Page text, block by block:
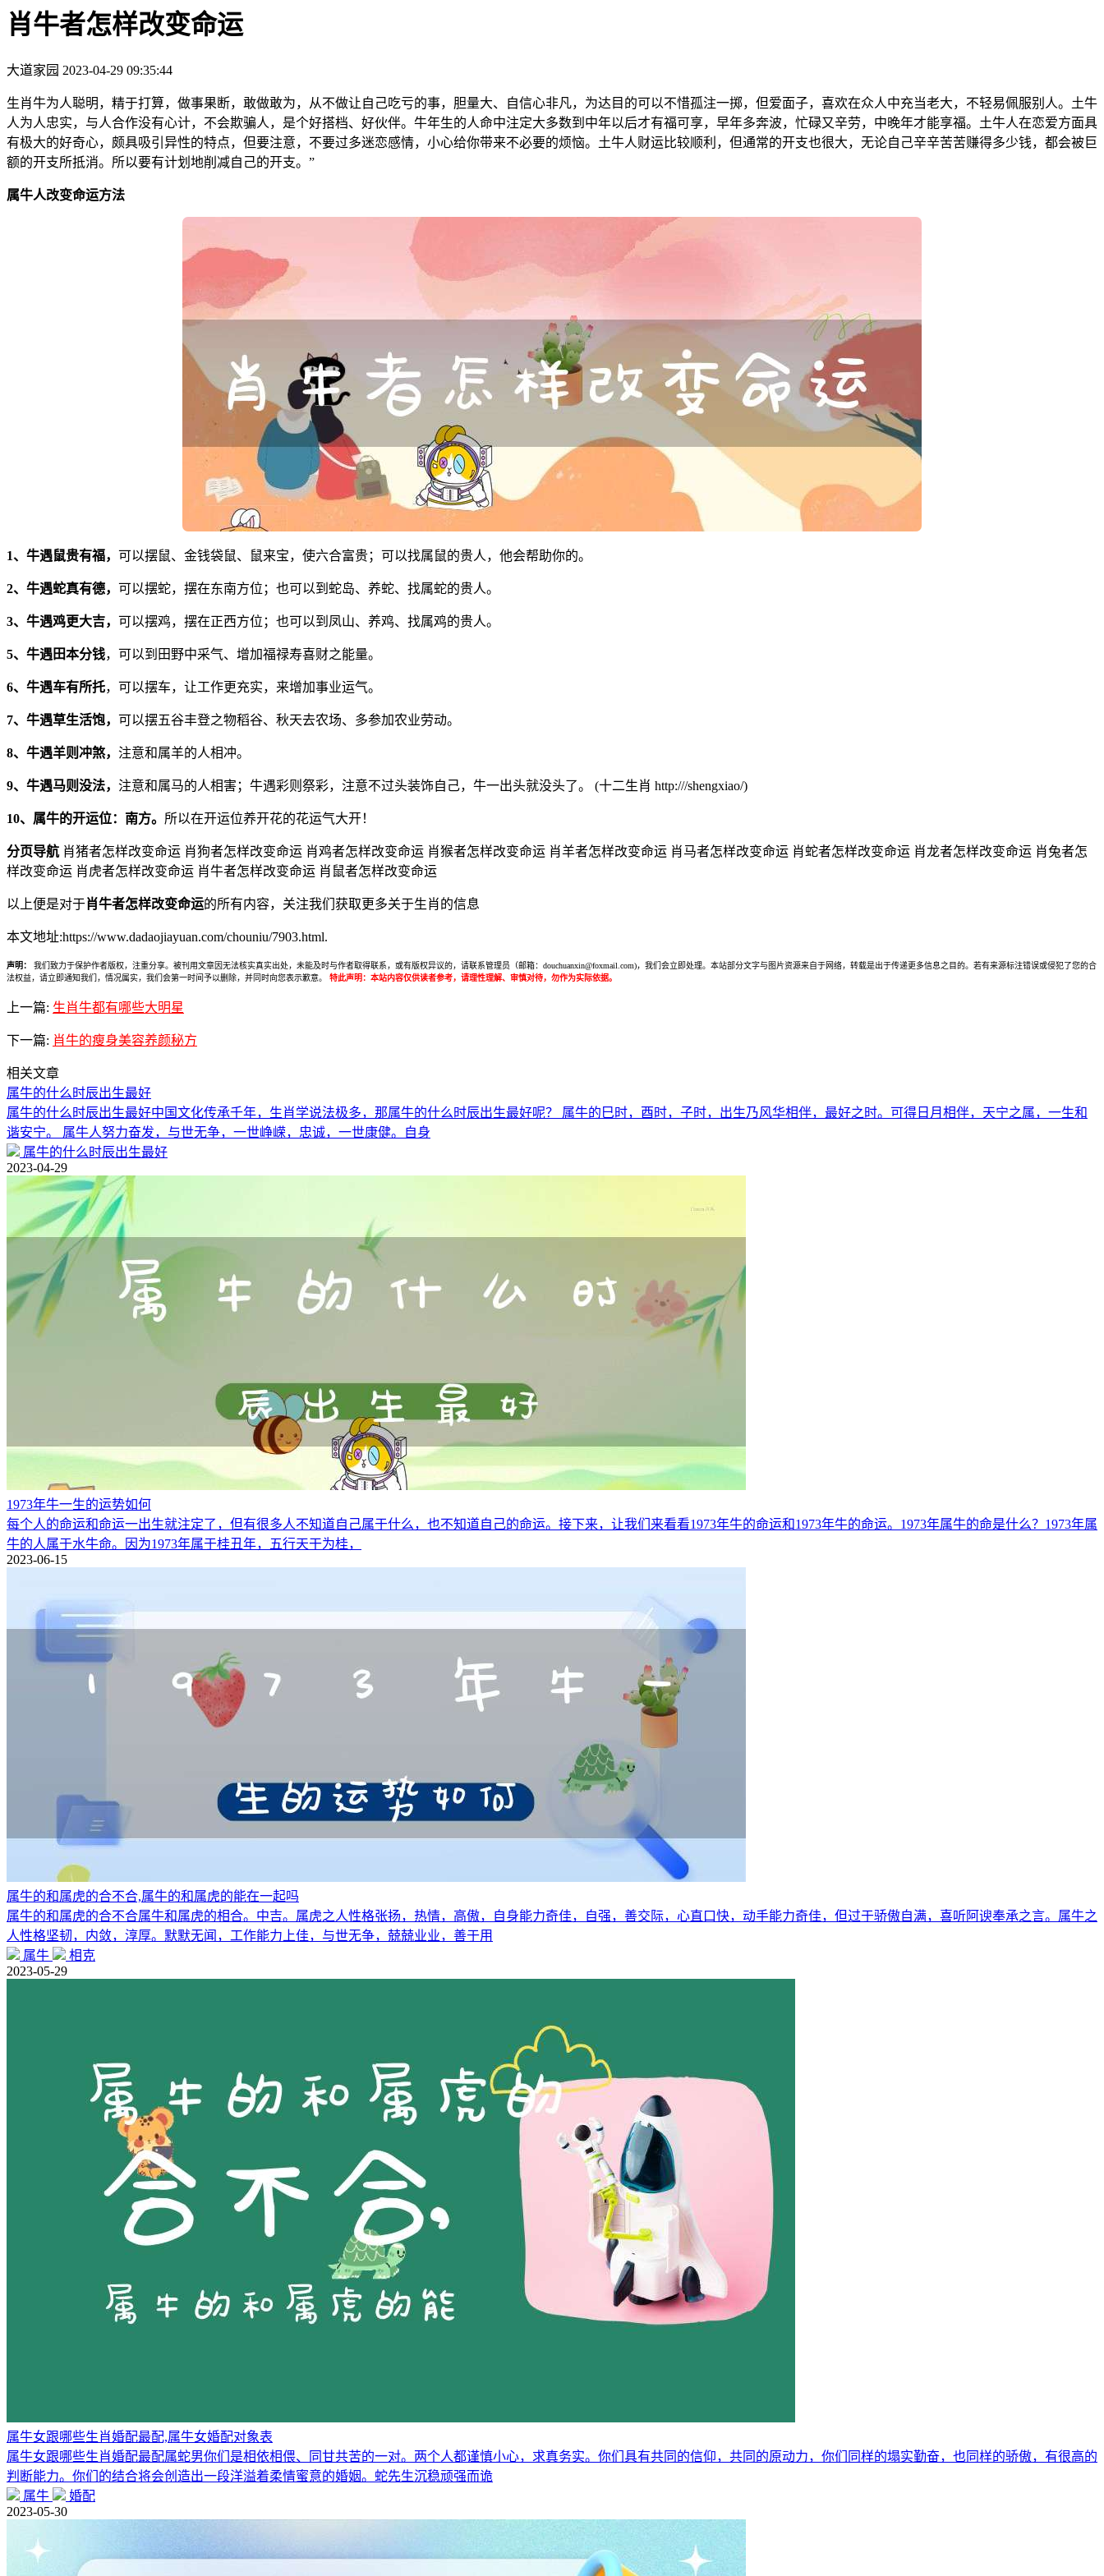
肖牛者怎样改变命运
大道家园 2023-04-29 09:35:44
生肖牛为人聪明，精于打算，做事果断，敢做敢为，从不做让自己吃亏的事，胆量大、自信心非凡，为达目的可以不惜孤注一掷，但爱面子，喜欢在众人中充当老大，不轻易佩服别人。土牛
人为人忠实，与人合作没有心计，不会欺骗人，是个好搭档、好伙伴。牛年生的人命中注定大多数到中年以后才有福可享，早年多奔波，忙碌又辛劳，中晚年才能享福。土牛人在恋爱方面具
有极大的好奇心，颇具吸引异性的特点，但要注意，不要过多迷恋感情，小心给你带来不必要的烦恼。土牛人财运比较顺利，但通常的开支也很大，无论自己辛辛苦苦赚得多少钱，都会被巨
额的开支所抵消。所以要有计划地削减自己的开支。”
属牛人改变命运方法
1、牛遇鼠贵有福， 可以摆鼠、金钱袋鼠、鼠来宝，使六合富贵；可以找属鼠的贵人，他会帮助你的。
2、牛遇蛇真有德， 可以摆蛇，摆在东南方位；也可以到蛇岛、养蛇、找属蛇的贵人。
3、牛遇鸡更大吉， 可以摆鸡，摆在正西方位；也可以到凤山、养鸡、找属鸡的贵人。
5、牛遇田本分钱，可以到田野中采气、增加福禄寿喜财之能量。
6、牛遇车有所托，可以摆车，让工作更充实，来增加事业运气。
7、牛遇草生活饱， 可以摆五谷丰登之物稻谷、秋天去农场、多参加农业劳动。
8、牛遇羊则冲煞， 注意和属羊的人相冲。
9、牛遇马则没法， 注意和属马的人相害；牛遇彩则祭彩，注意不过头装饰自己，牛一出头就没头了。 (十二生肖 http:///shengxiao/)
10、属牛的开运位： 南方。 所以在开运位养开花的花运气大开！
分页导航 肖猪者怎样改变命运 肖狗者怎样改变命运 肖鸡者怎样改变命运 肖猴者怎样改变命运 肖羊者怎样改变命运 肖马者怎样改变命运 肖蛇者怎样改变命运 肖龙者怎样改变命运 肖兔者怎
样改变命运 肖虎者怎样改变命运 肖牛者怎样改变命运 肖鼠者怎样改变命运
以上便是对于肖牛者怎样改变命运的所有内容，关注我们获取更多关于生肖的信息
本文地址:https://www.dadaojiayuan.com/chouniu/7903.html.
声明：
我们致力于保护作者版权，注重分享。被刊用文章因无法核实真实出处，未能及时与作者取得联系，或有版权异议的，请联系管理员（邮箱：douchuanxin@foxmail.com)，我们会立即处理。本站部分文字与图片资源来自于网络，转载是出于传递更多信息之目的。若有来源标注错误或侵犯了您的合
法权益，请立即通知我们，情况属实，我们会第一时间予以删除，并同时向您表示歉意。
特此声明：本站内容仅供读者参考，请理性理解、审慎对待，勿作为实际依据。
上一篇: 生肖牛都有哪些大明星
下一篇: 肖牛的瘦身美容养颜秘方
相关文章
属牛的什么时辰出生最好
属牛的什么时辰出生最好中国文化传承千年，生肖学说法极多，那属牛的什么时辰出生最好呢？ 属牛的巳时，酉时，子时，出生乃风华相伴，最好之时。可得日月相伴，天宁之属，一生和
谐安宁。 属牛人努力奋发，与世无争，一世峥嵘，忠诚，一世康健。自身
属牛的什么时辰出生最好
2023-04-29
1973年牛一生的运势如何
每个人的命运和命运一出生就注定了，但有很多人不知道自己属于什么，也不知道自己的命运。接下来，让我们来看看1973年牛的命运和1973年牛的命运。1973年属牛的命是什么？1973年属
牛的人属于水牛命。因为1973年属于桂丑年，五行天干为桂，
2023-06-15
属牛的和属虎的合不合,属牛的和属虎的能在一起吗
属牛的和属虎的合不合属牛和属虎的相合。中吉。属虎之人性格张扬，热情，高傲，自身能力奇佳，自强，善交际，心直口快，动手能力奇佳，但过于骄傲自满，喜听阿谀奉承之言。属牛之
人性格坚韧，内敛，淳厚。默默无闻，工作能力上佳，与世无争，兢兢业业，善于用
属牛
相克
2023-05-29
属牛女跟哪些生肖婚配最配,属牛女婚配对象表
属牛女跟哪些生肖婚配最配属蛇男你们是相依相偎、同甘共苦的一对。两个人都谨慎小心，求真务实。你们具有共同的信仰，共同的原动力，你们同样的塌实勤奋，也同样的骄傲，有很高的
判断能力。你们的结合将会创造出一段洋溢着柔情蜜意的婚姻。蛇先生沉稳顽强而诡
属牛
婚配
2023-05-30